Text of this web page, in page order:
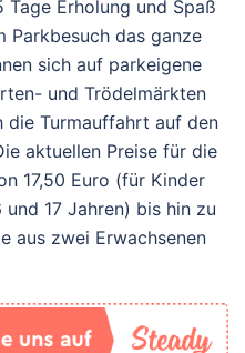
Erholung und Spaß
Parkbesuch das ganze
sich auf parkeigene
und Trödelmärkten
die Turmauffahrt auf den
aktuellen Preise für die
17,50 Euro (für Kinder
17 Jahren) bis hin zu
aus zwei Erwachsenen